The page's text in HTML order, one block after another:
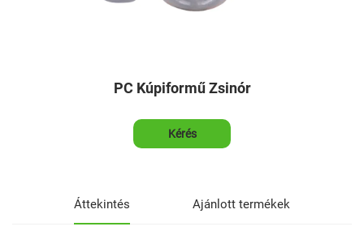
PC Kúpiformű Zsinór
Kérés
Áttekintés Ajánlott termékek